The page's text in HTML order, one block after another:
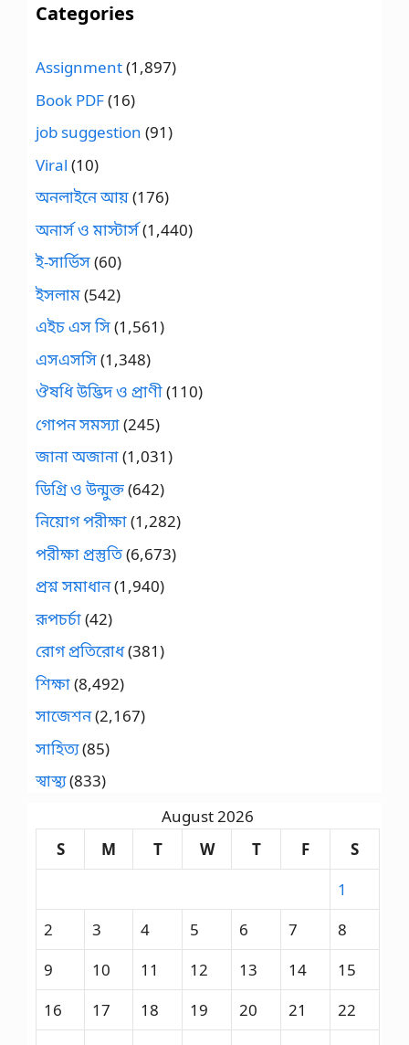
Categories
Assignment(1,897)
Book PDF(16)
job suggestion (91)
Viral (10)
অনলাইনে আয়(176)
অনার্স ও মাস্টার্স(1,440)
ই-সার্ভিস(60)
ইসলাম(542)
এইচ এস সি(1,561)
এসএসসি(1,348)
ঔষধি উদ্ভিদ ও প্রাণী(110)
গোপন সমস্যা(245)
জানা অজানা(1,031)
ডিগ্রি ও উন্মুক্ত(642)
নিয়োগ পরীক্ষা(1,282)
পরীক্ষা প্রস্তুতি(6,673)
প্রশ্ন সমাধান(1,940)
রূপচর্চা(42)
রোগ প্রতিরোধ(381)
শিক্ষা(8,492)
সাজেশন(2,167)
সাহিত্য(85)
স্বাস্থ্য(833)
August 2026
S
M T W T F
S
1
2
3 4 5 6 7
8
9
10 11 12 13 14
15
16
17 18 19 20 21
22